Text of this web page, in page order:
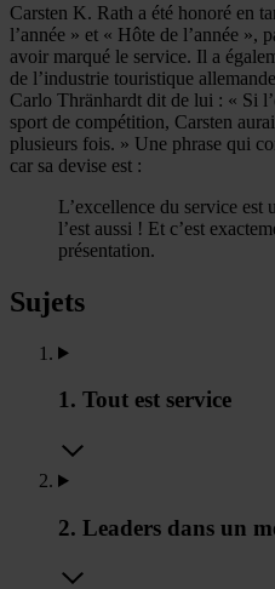
Carsten K. Rath a été honoré en
l’année » et « Hôte de l’année »,
avoir marqué le service. Il a
de l’industrie touristique
Carlo Thränhardt dit de lui : « Si
sport de compétition, Carsten
plusieurs fois. » Une phrase qui
car sa devise est :
L’excellence du service est
l’est aussi ! Et c’est
présentation.
Sujets
1. Tout est service
2. Leaders dans un